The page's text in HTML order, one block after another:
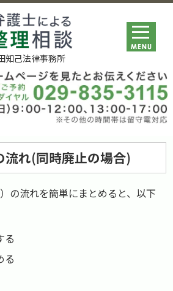
知己法律事務所
流れ(同時廃止の場合)
の流れを簡単にまとめると、以下
る
る